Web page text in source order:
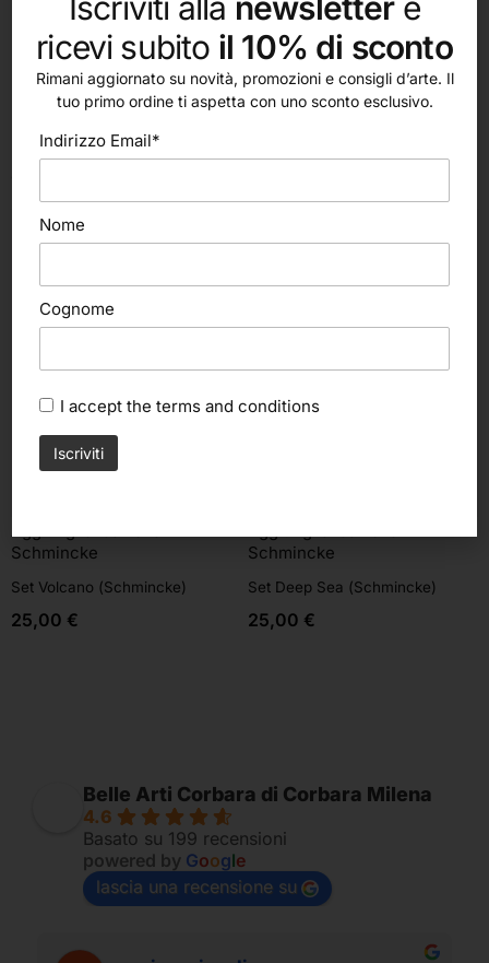
Schmincke
Set Volcano (Schmincke)
25,00 €
Schmincke
Set Deep Sea (Schmincke)
25,00 €
Belle Arti Corbara di Corbara Milena
4.6
Basato su 199 recensioni
powered by Google
lascia una recensione su
Iscriviti alla newslettere
ricevi subito il 10% di sconto
Rimani aggiornato su novità, promozioni e consigli d’arte. Il
tuo primo ordine ti aspetta con uno sconto esclusivo.
Indirizzo Email*
Nome
Cognome
I accept the terms and conditions